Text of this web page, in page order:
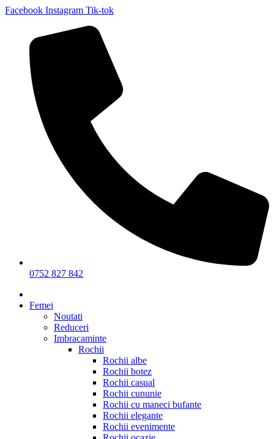
Facebook Instagram Tik-tok
0752 827 842
Femei
Noutati
Reduceri
Imbracaminte
Rochii
Rochii albe
Rochii botez
Rochii casual
Rochii cununie
Rochii cu maneci bufante
Rochii elegante
Rochii evenimente